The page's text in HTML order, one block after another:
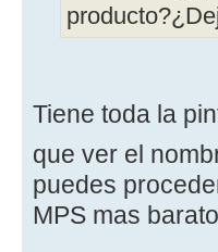
Tiene toda la
que ver el
puedes
MPS mas